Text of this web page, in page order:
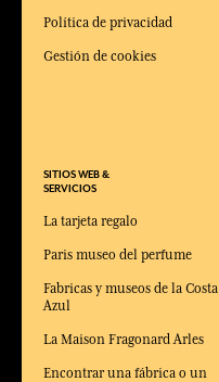
Política de privacidad
Gestión de cookies
SITIOS WEB &
SERVICIOS
La tarjeta regalo
Paris museo del perfume
Fabricas y museos de la Costa
Azul
La Maison Fragonard Arles
Encontrar una fábrica o un